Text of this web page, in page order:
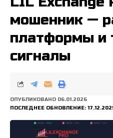
мошенник —
платформы и
сигналы
ПОСЛЕДНЕЕ ОБНОВЛЕНИЕ:
ОПУБЛИКОВАНО 06.01.2026